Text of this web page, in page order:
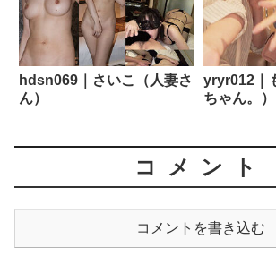
hdsn069｜さいこ（人妻さ
ん）
yryr012｜
ちゃん。）
コメント
コメントを書き込む